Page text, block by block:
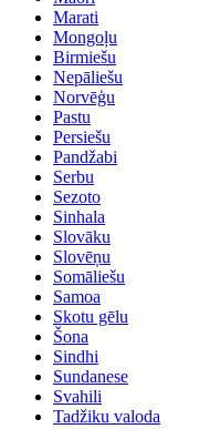
Marati
Mongoļu
Birmiešu
Nepāliešu
Norvēģu
Pastu
Persiešu
Pandžabi
Serbu
Sezoto
Sinhala
Slovāku
Slovēņu
Somāliešu
Samoa
Skotu gēlu
Šona
Sindhi
Sundanese
Svahili
Tadžiku valoda